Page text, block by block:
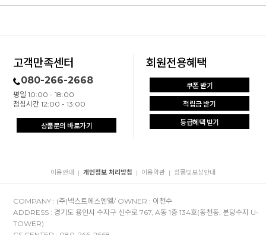
고객만족센터
080-266-2668
평일 10:00 - 18:00
점심시간 12:00 - 13:00
상품문의 바로가기
회원전용혜택
쿠폰 받기
적립금 받기
등급혜택 받기
이용안내 | 개인정보 처리방침 | 이용약관 | 정품및보상안내
COMPANY : (주)넥스트에스엔엘/ OWNER : 이천수
ADDRESS : 경기도 용인시 수지구 신수로 767, A동 1층 134호(동천동, 분당수지 U-
TOWER)